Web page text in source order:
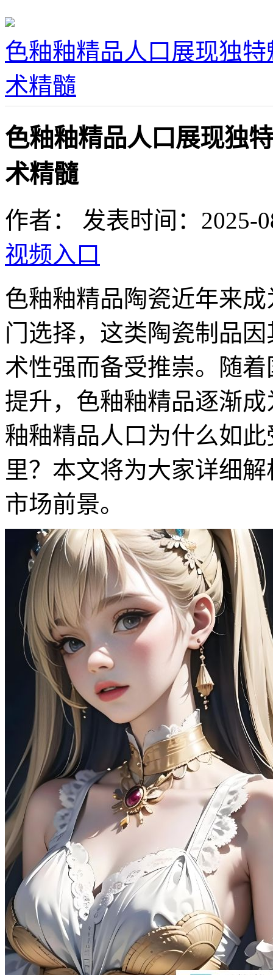
色釉釉精品人口展现独
术精髓
色釉釉精品人口展现独
术精髓
作者：
发表时间：2025-
视频入口
色釉釉精品陶瓷近年来
门选择，这类陶瓷制品
术性强而备受推崇。随
提升，色釉釉精品逐渐
釉釉精品人口为什么如
里？本文将为大家详细
市场前景。